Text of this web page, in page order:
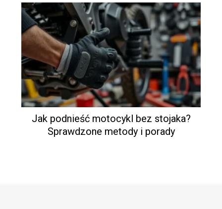
Jak podnieść motocykl bez stojaka?
Sprawdzone metody i porady